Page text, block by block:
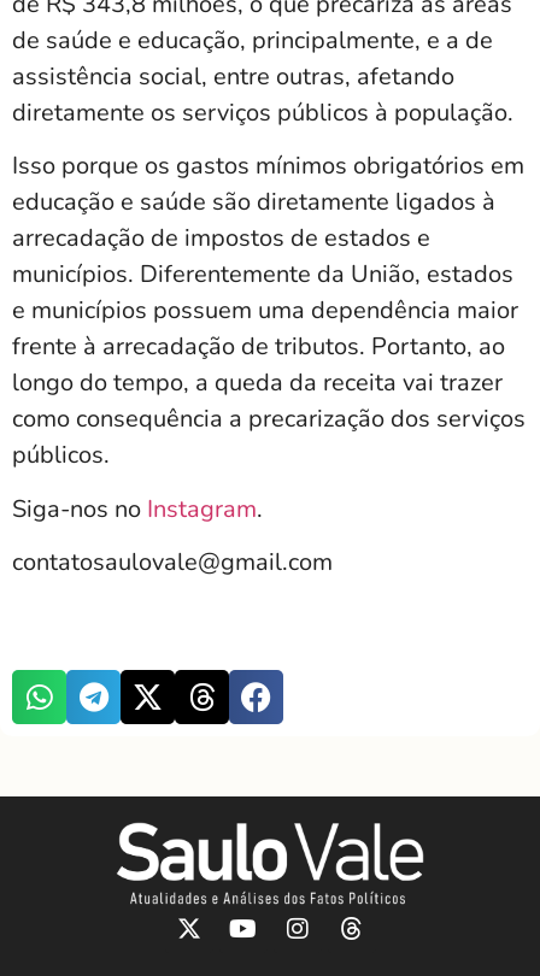
de saúde e educação, principalmente, e a de
assistência social, entre outras, afetando
diretamente os serviços públicos à população.
Isso porque os gastos mínimos obrigatórios em
educação e saúde são diretamente ligados à
arrecadação de impostos de estados e
municípios. Diferentemente da União, estados
e municípios possuem uma dependência maior
frente à arrecadação de tributos. Portanto, ao
longo do tempo, a queda da receita vai trazer
como consequência a precarização dos serviços
públicos.
Siga-nos no Instagram.
contatosaulovale@gmail.com